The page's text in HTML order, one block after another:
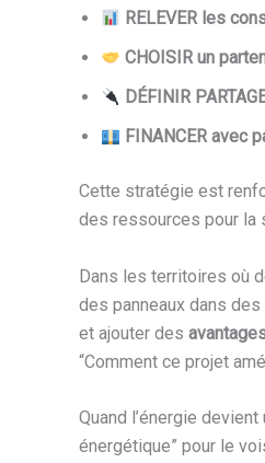
RELEVER les
CHOISIR un
DÉFINIR
FINANCER avec
Cette stratégie est
des ressources pour la
Dans les territoires où
des panneaux dans
et ajouter des
“Comment ce projet
Quand l’énergie
énergétique” pour le